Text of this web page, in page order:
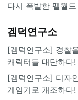
다시 폭발한 팰월드
겜덕연구소
[겜덕연구소] 경찰
캐릭터들 대단하다!
[겜덕연구소] 디자
게임기로 개조하다!